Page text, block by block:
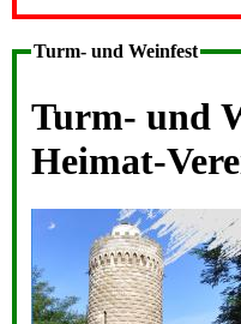
Turm- und Weinfest
Turm- und
Heimat-